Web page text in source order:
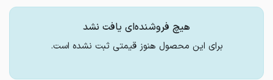
هیچ فروشنده‌ای یافت نشد
برای این محصول هنوز قیمتی ثبت نشده است.